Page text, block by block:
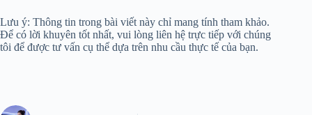
Lưu ý: Thông tin trong bài viết này chỉ mang tính tham khảo.
Để có lời khuyên tốt nhất, vui lòng liên hệ trực tiếp với chúng
tôi để được tư vấn cụ thể dựa trên nhu cầu thực tế của bạn.